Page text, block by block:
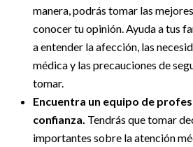
manera, podrás tomar las
conocer tu opinión. Ayuda a tus
a entender la afección, las
médica y las precauciones de
tomar.
Encuentra un equipo de
confianza. Tendrás que tomar
importantes sobre la atención